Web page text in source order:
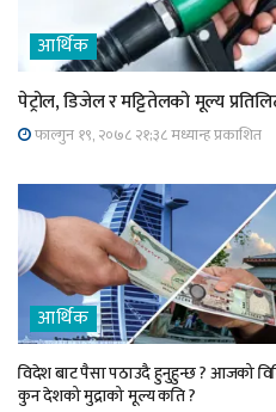
आर्थिक
पेट्रोल, डिजेल र मट्टितेलको मूल्य
फाल्गुन १९, २०७८ २१;३८ मध्यान्ह प्रकाशित
आर्थिक
विदेश बाट पैसा पठाउदै हुनुहुन्छ ? आजको
कुन देशको मुद्राको मूल्य कति ?